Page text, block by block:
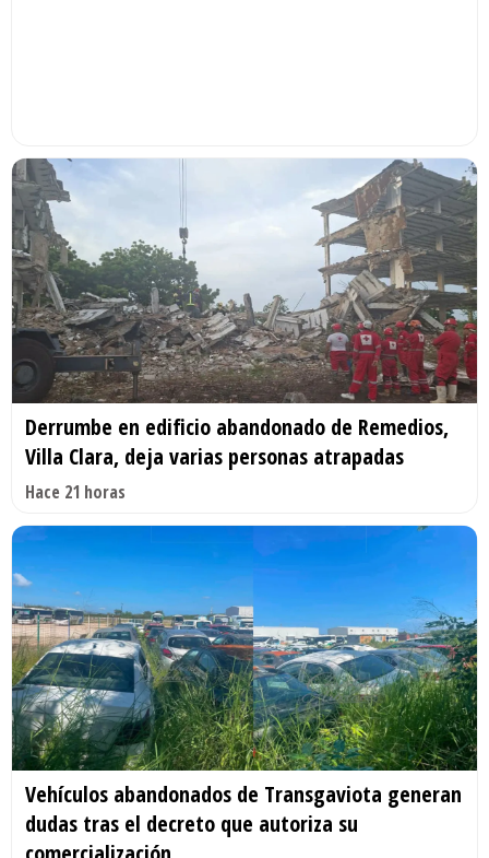
Derrumbe en edificio abandonado de Remedios,
Villa Clara, deja varias personas atrapadas
Hace 21 horas
Vehículos abandonados de Transgaviota generan
dudas tras el decreto que autoriza su